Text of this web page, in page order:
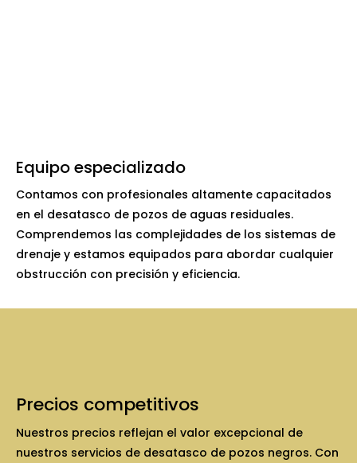
Equipo especializado
Contamos con profesionales altamente capacitados
en el desatasco de pozos de aguas residuales.
Comprendemos las complejidades de los sistemas de
drenaje y estamos equipados para abordar cualquier
obstrucción con precisión y eficiencia.
Precios competitivos
Nuestros precios reflejan el valor excepcional de
nuestros servicios de desatasco de pozos negros. Con